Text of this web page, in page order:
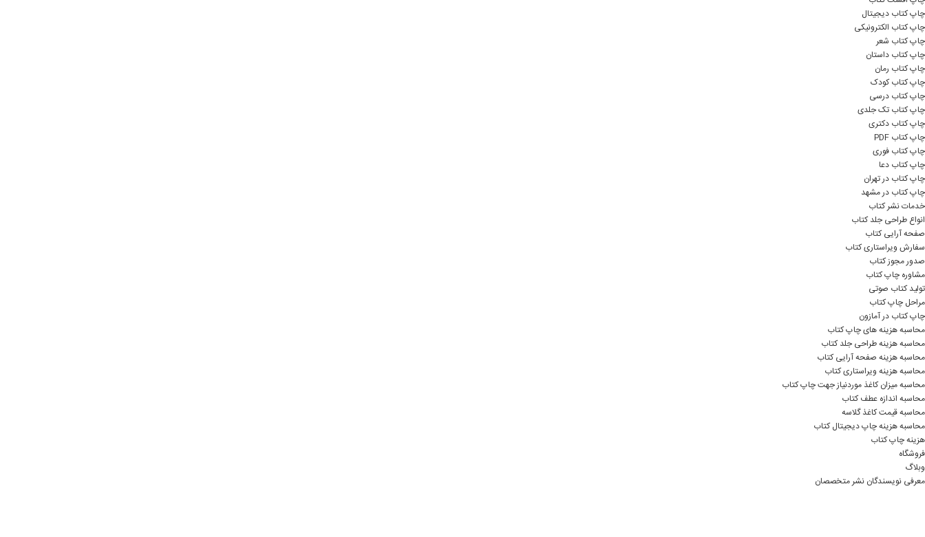
چاپ کتاب دیجیتال
چاپ کتاب الکترونیکی
چاپ کتاب شعر
چاپ کتاب داستان
چاپ کتاب رمان
چاپ کتاب کودک
چاپ کتاب درسی
چاپ کتاب تک جلدی
چاپ کتاب دکتری
چاپ کتاب PDF
چاپ کتاب فوری
چاپ کتاب دعا
چاپ کتاب در تهران
چاپ کتاب در مشهد
خدمات نشر کتاب
انواع طراحی جلد کتاب
صفحه آرایی کتاب
سفارش ویراستاری کتاب
صدور مجوز کتاب
مشاوره چاپ کتاب
تولید کتاب صوتی
مراحل چاپ کتاب
چاپ کتاب در آمازون
محاسبه هزینه های چاپ کتاب
محاسبه هزینه طراحی جلد کتاب
محاسبه هزینه صفحه آرایی کتاب
محاسبه هزینه ویراستاری کتاب
محاسبه میزان کاغذ موردنیاز جهت چاپ کتاب
محاسبه اندازه عطف کتاب
محاسبه قیمت کاغذ گلاسه
محاسبه هزینه چاپ دیجیتال کتاب
هزینه چاپ کتاب
فروشگاه
وبلاگ
معرفی نویسندگان نشر متخصصان